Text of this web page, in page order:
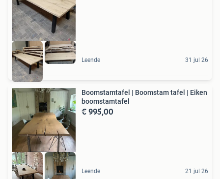
Leende 31 jul 26
Boomstamtafel | Boomstam tafel | Eiken
boomstamtafel
€ 995,00
Leende 21 jul 26